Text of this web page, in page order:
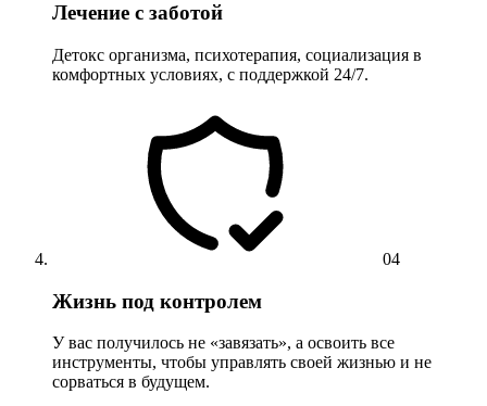
Лечение с заботой
Детокс организма, психотерапия, социализация в
комфортных условиях, с поддержкой 24/7.
04
Жизнь под контролем
У вас получилось не «завязать», а освоить все
инструменты, чтобы управлять своей жизнью и не
сорваться в будущем.